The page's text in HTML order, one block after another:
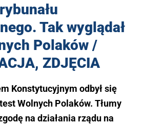
Tak wyglądał
Polaków /
ZDJĘCIA
Konstytucyjnym odbył się
Wolnych Polaków. Tłumy
na działania rządu na